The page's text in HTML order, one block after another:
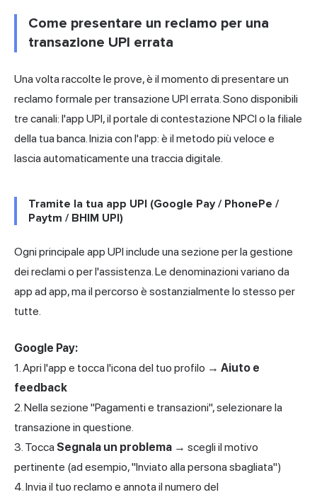
Come presentare un reclamo per una
transazione UPI errata
Una volta raccolte le prove, è il momento di presentare un
reclamo formale per transazione UPI errata. Sono disponibili
tre canali: l'app UPI, il portale di contestazione NPCI o la filiale
della tua banca. Inizia con l'app: è il metodo più veloce e
lascia automaticamente una traccia digitale.
Tramite la tua app UPI (Google Pay / PhonePe /
Paytm / BHIM UPI)
Ogni principale app UPI include una sezione per la gestione
dei reclami o per l'assistenza. Le denominazioni variano da
app ad app, ma il percorso è sostanzialmente lo stesso per
tutte.
Google Pay:
1. Apri l'app e tocca l'icona del tuo profilo → Aiuto e
feedback
2. Nella sezione "Pagamenti e transazioni", selezionare la
transazione in questione.
3. Tocca Segnala un problema → scegli il motivo
pertinente (ad esempio, "Inviato alla persona sbagliata")
4. Invia il tuo reclamo e annota il numero del